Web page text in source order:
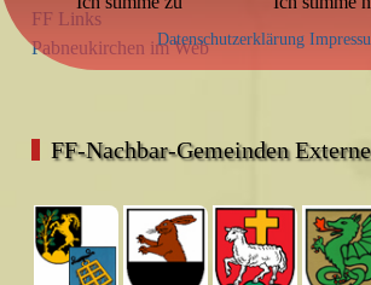
FF Links
Pabneukirchen im Web
FF-Nachbar-Gemeinden
Datenschutzerklärung